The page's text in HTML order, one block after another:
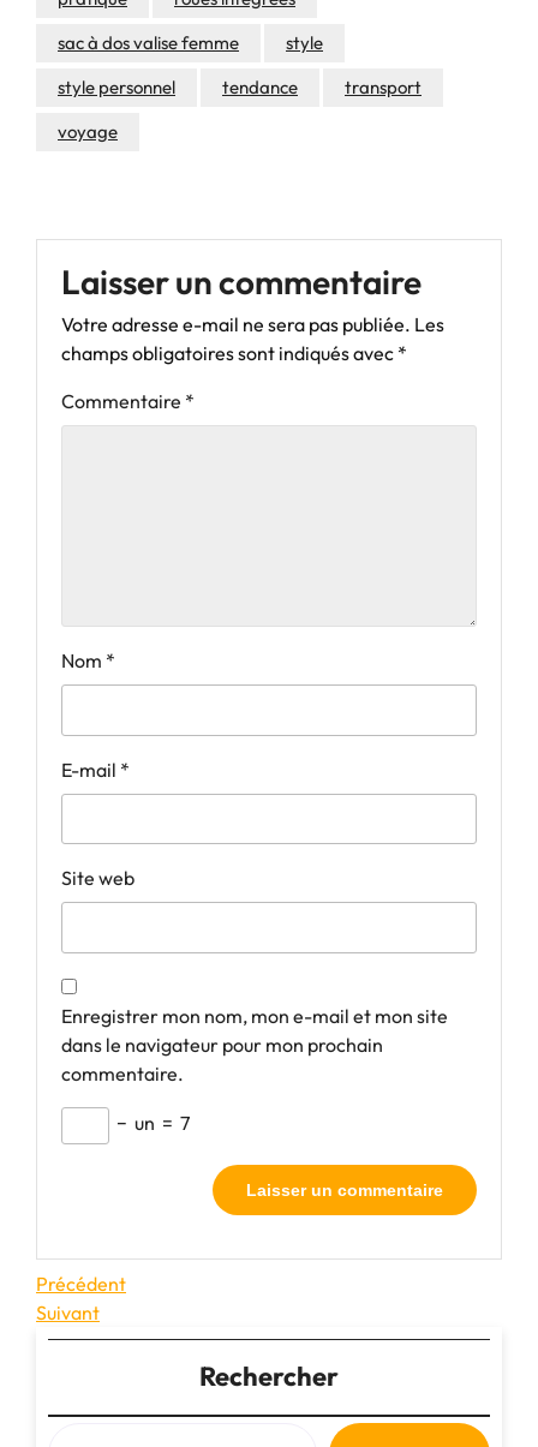
sac à dos valise femme
style
style personnel
tendance
transport
voyage
Laisser un commentaire
Votre adresse e-mail ne sera pas publiée. Les
champs obligatoires sont indiqués avec *
Commentaire *
Nom *
E-mail *
Site web
Enregistrer mon nom, mon e-mail et mon site
dans le navigateur pour mon prochain
commentaire.
− un = 7
Navigation
de
Article
précédent
Précédent
Article
suivant
Suivant
Rechercher